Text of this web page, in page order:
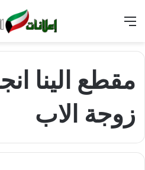
مقطع الينا
زوجة الاب